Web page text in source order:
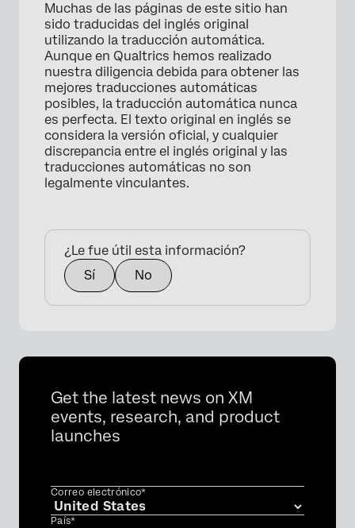
Muchas de las páginas de este sitio han
sido traducidas del inglés original
utilizando la traducción automática.
Aunque en Qualtrics hemos realizado
nuestra diligencia debida para obtener las
mejores traducciones automáticas
posibles, la traducción automática nunca
es perfecta. El texto original en inglés se
considera la versión oficial, y cualquier
discrepancia entre el inglés original y las
traducciones automáticas no son
legalmente vinculantes.
¿Le fue útil esta información?
Sí
No
Get the latest news on XM
events, research, and product
launches
Correo electrónico*
País*